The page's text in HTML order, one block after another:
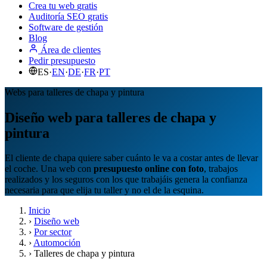
Crea tu web gratis
Auditoría SEO gratis
Software de gestión
Blog
Área de clientes
Pedir presupuesto
ES·EN·DE·FR·PT
Webs para talleres de chapa y pintura
Diseño web para talleres de chapa y
pintura
El cliente de chapa quiere saber cuánto le va a costar antes de llevar
el coche. Una web con presupuesto online con foto, trabajos
realizados y los seguros con los que trabajáis genera la confianza
necesaria para que elija tu taller y no el de la esquina.
Inicio
› Diseño web
› Por sector
› Automoción
› Talleres de chapa y pintura